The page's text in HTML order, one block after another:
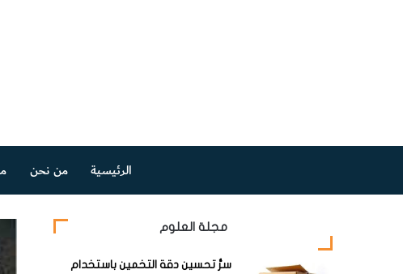
الرئيسية من نحن
مجلة العلوم
سرُّ تحسين دقة التخمين باستخدام